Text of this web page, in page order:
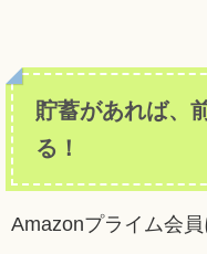
貯蓄があれば、
る！
Amazonプライム会員